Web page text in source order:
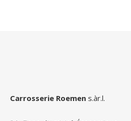
Carrosserie Roemen s.àr.l.